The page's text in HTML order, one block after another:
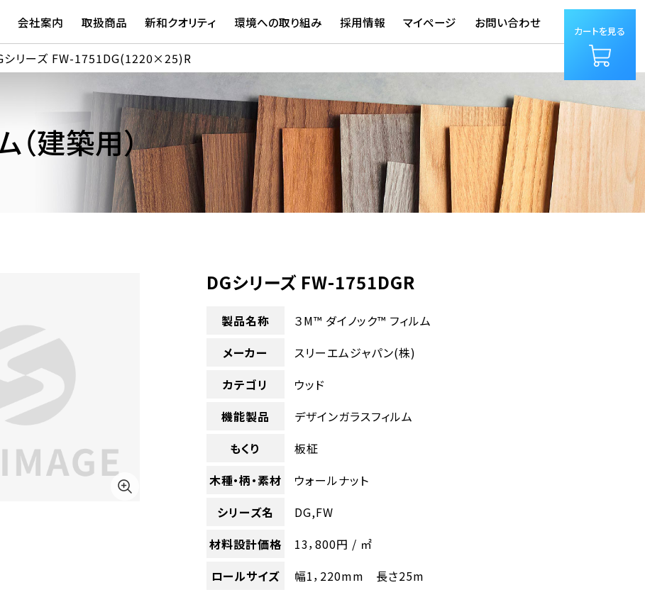
会社案内 取扱商品 新和クオリティ 環境への取り組み 採用情報 マイページ お問い合わせ
カートを見る
シリーズ FW-1751DG(1220×25)R
建築用）
DGシリーズ FW-1751DGR
製品名称
３M™ ダイノック™ フィルム
メーカー
スリーエムジャパン(株)
カテゴリ
ウッド
機能製品
デザインガラスフィルム
もくり
板柾
木種・柄・素材
ウォールナット
シリーズ名
DG,FW
材料設計価格
13，800円 / ㎡
ロールサイズ
幅1，220mm 長さ25m